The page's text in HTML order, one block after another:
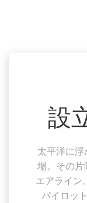
設
太平洋に
場。その片
エアライン
パイロッ